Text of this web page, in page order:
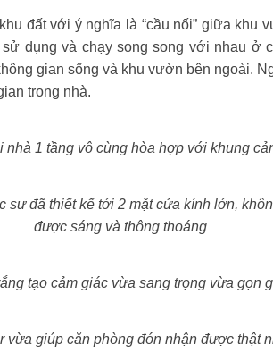
đất với ý nghĩa là “cầu nối” giữa khu
dụng và chạy song song với nhau ở
gian sống và khu vườn bên ngoài.
trong nhà.
nhà 1 tầng vô cùng hòa hợp với khung
sư đã thiết kế tới 2 mặt cửa kính lớn,
được sáng và thông thoáng
tạo cảm giác vừa sang trọng vừa gọn
vừa giúp căn phòng đón nhận được thật